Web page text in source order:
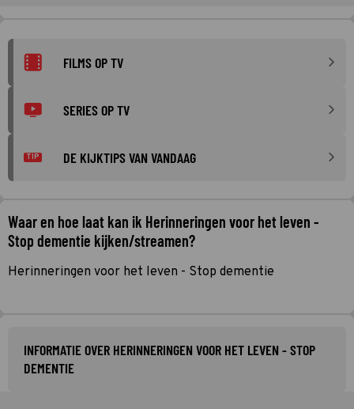
FILMS OP TV
SERIES OP TV
TIP DE KIJKTIPS VAN VANDAAG
Waar en hoe laat kan ik Herinneringen voor het leven -
Stop dementie kijken/streamen?
Herinneringen voor het leven - Stop dementie
INFORMATIE OVER HERINNERINGEN VOOR HET LEVEN - STOP
DEMENTIE